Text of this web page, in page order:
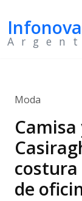
Infonova
Moda
costura
de